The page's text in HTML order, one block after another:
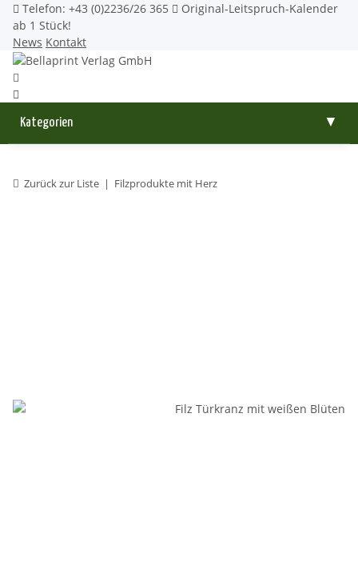
Telefon: +43 (0)2236/26 365
Original-Leitspruch-Kalender
ab 1 Stück!
News Kontakt
Kategorien ▼
Zurück zur Liste Filzprodukte mit Herz